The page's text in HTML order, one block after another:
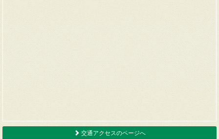
交通アクセスのページへ